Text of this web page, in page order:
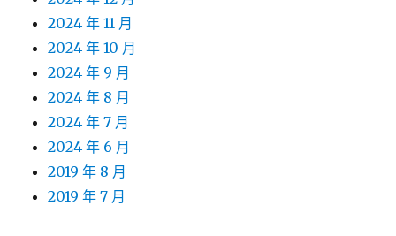
2024 年 11 月
2024 年 10 月
2024 年 9 月
2024 年 8 月
2024 年 7 月
2024 年 6 月
2019 年 8 月
2019 年 7 月